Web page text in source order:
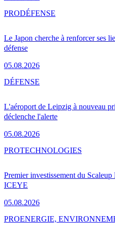
Le Japon cherche à renforcer ses
défense
05.08.2026
PRODÉFENSE
L'aéroport de Leipzig à nouveau
déclenche l'alerte
05.08.2026
DÉFENSE
Premier investissement du
ICEYE
05.08.2026
PROTECHNOLOGIES
PROENERGIE,